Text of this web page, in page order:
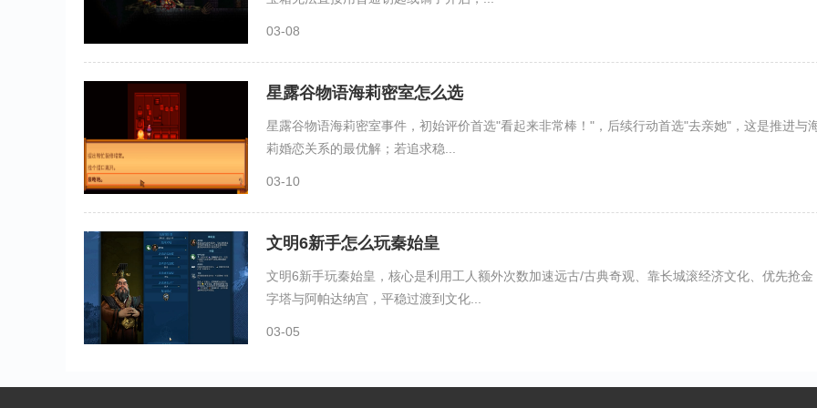
03-08
星露谷物语海莉密室怎么选
星露谷物语海莉密室事件，初始评价首选"看起来非常棒！"，后续行动首选"去亲她"，这是推进与
莉婚恋关系的最优解；若追求稳...
03-10
文明6新手怎么玩秦始皇
文明6新手玩秦始皇，核心是利用工人额外次数加速远古/古典奇观、靠长城滚经济文化、优先抢金
字塔与阿帕达纳宫，平稳过渡到文化...
03-05